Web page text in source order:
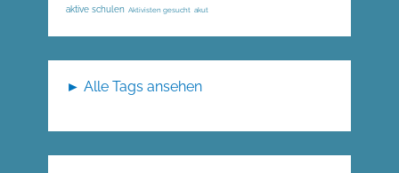
aktive schulen Aktivisten gesucht akut
► Alle Tags ansehen